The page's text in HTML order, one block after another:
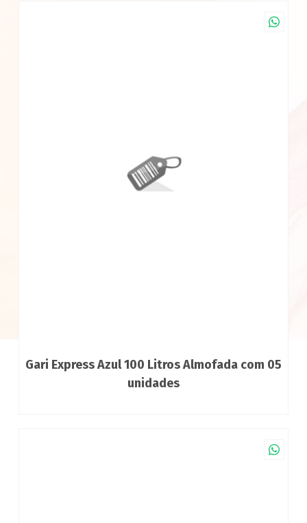
Gari Express Azul 100 Litros Almofada com 05
unidades